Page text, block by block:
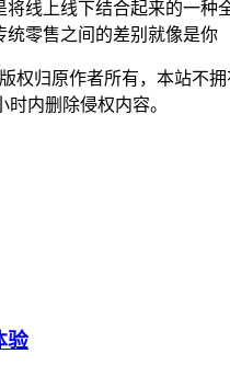
线上线下结合起来的一
统零售之间的差别就像是你
权归原作者所有，本站不
时内删除侵权内容。
验